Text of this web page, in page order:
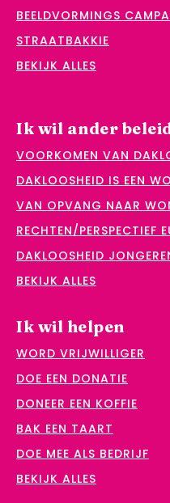
BEELDVORMINGS
STRAATBAKKIE
BEKIJK ALLES
Ik wil ander
VOORKOMEN VAN
DAKLOOSHEID IS EEN
VAN OPVANG NAAR
RECHTEN/PERSPECTIEF
DAKLOOSHEID
BEKIJK ALLES
Ik wil helpen
WORD VRIJWILLIGER
DOE EEN DONATIE
DONEER EEN KOFFIE
BAK EEN TAART
DOE MEE ALS BEDRIJF
BEKIJK ALLES